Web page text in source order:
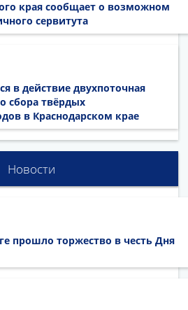
края сообщает о возможном
сервитута
в действие двухпоточная
сбора твёрдых
в Краснодарском крае
Новости
прошло торжество в честь Дня